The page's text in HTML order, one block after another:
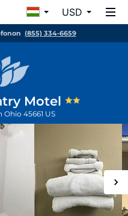
USD
(855) 334-6659
Motel
Ohio 45661 US